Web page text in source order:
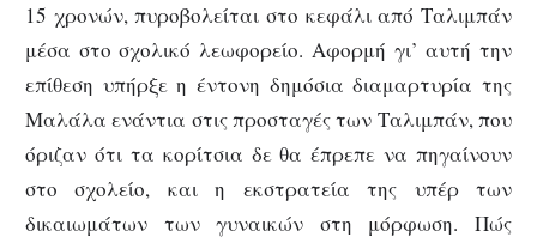
15 χρονών, πυροβολείται στο κεφάλι από Ταλιμπάν
μέσα στο σχολικό λεωφορείο. Αφορμή γι’ αυτή την
επίθεση υπήρξε η έντονη δημόσια διαμαρτυρία της
Μαλάλα ενάντια στις προσταγές των Ταλιμπάν, που
όριζαν ότι τα κορίτσια δε θα έπρεπε να πηγαίνουν
στο σχολείο, και η εκστρατεία της υπέρ των
δικαιωμάτων των γυναικών στη μόρφωση. Πώς